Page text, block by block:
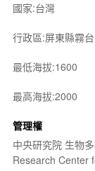
國家:台灣
行政區:屏東縣霧
最低海拔:1600
最高海拔:2000
管理權
中央研究院 生物
Research Center